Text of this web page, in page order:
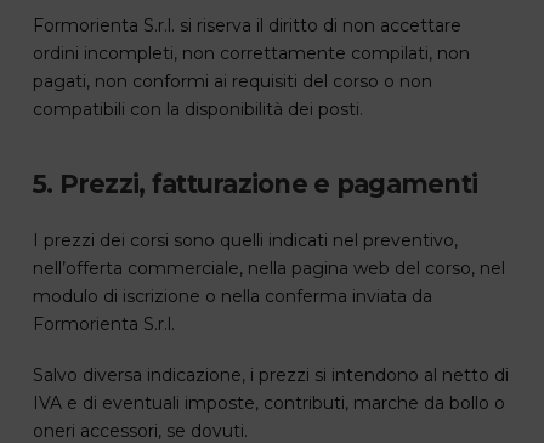
Formorienta S.r.l. si riserva il diritto di non accettare
ordini incompleti, non correttamente compilati, non
pagati, non conformi ai requisiti del corso o non
compatibili con la disponibilità dei posti.
5. Prezzi, fatturazione e pagamenti
I prezzi dei corsi sono quelli indicati nel preventivo,
nell’offerta commerciale, nella pagina web del corso, nel
modulo di iscrizione o nella conferma inviata da
Formorienta S.r.l.
Salvo diversa indicazione, i prezzi si intendono al netto di
IVA e di eventuali imposte, contributi, marche da bollo o
oneri accessori, se dovuti.